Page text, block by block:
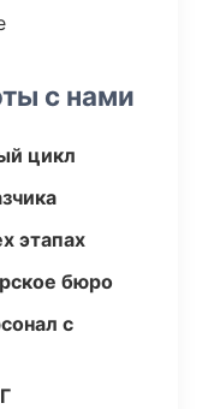
с нами
цикл
этапах
бюро
с